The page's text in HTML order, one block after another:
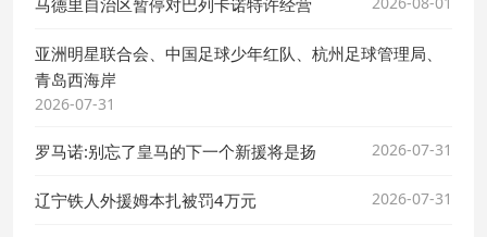
马德里自治区暂停对巴列卡诺特许经营
亚洲明星联合会、中国足球少年红队、杭州足球管理局、
青岛西海岸
2026-07-31
罗马诺:别忘了皇马的下一个新援将是扬 2026-07-31
辽宁铁人外援姆本扎被罚4万元 2026-07-31